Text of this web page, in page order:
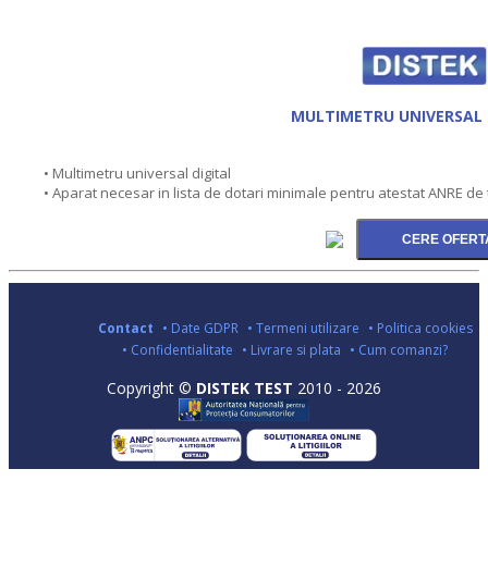
MULTIMETRU
• Multimetru universal digital
• Aparat necesar in lista de dotari minimale pentru atestat ANRE de
Contact • Date GDPR • Termeni utilizare • Politica cookies
• Confidentialitate • Livrare si plata • Cum comanzi?
Copyright © DISTEK TEST 2010 - 2026